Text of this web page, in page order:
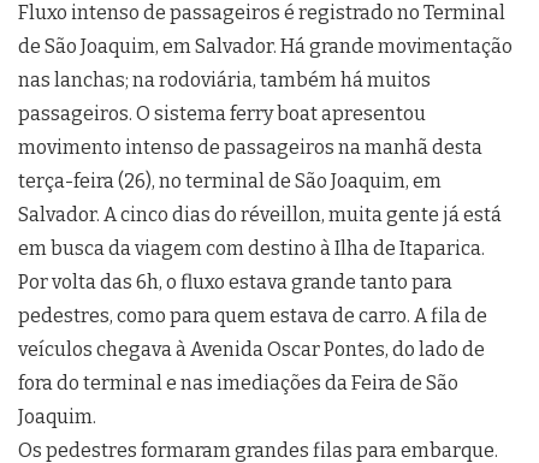
Fluxo intenso de passageiros é registrado no Terminal
de São Joaquim, em Salvador. Há grande movimentação
nas lanchas; na rodoviária, também há muitos
passageiros. O sistema ferry boat apresentou
movimento intenso de passageiros na manhã desta
terça-feira (26), no terminal de São Joaquim, em
Salvador. A cinco dias do réveillon, muita gente já está
em busca da viagem com destino à Ilha de Itaparica.
Por volta das 6h, o fluxo estava grande tanto para
pedestres, como para quem estava de carro. A fila de
veículos chegava à Avenida Oscar Pontes, do lado de
fora do terminal e nas imediações da Feira de São
Joaquim.
Os pedestres formaram grandes filas para embarque.